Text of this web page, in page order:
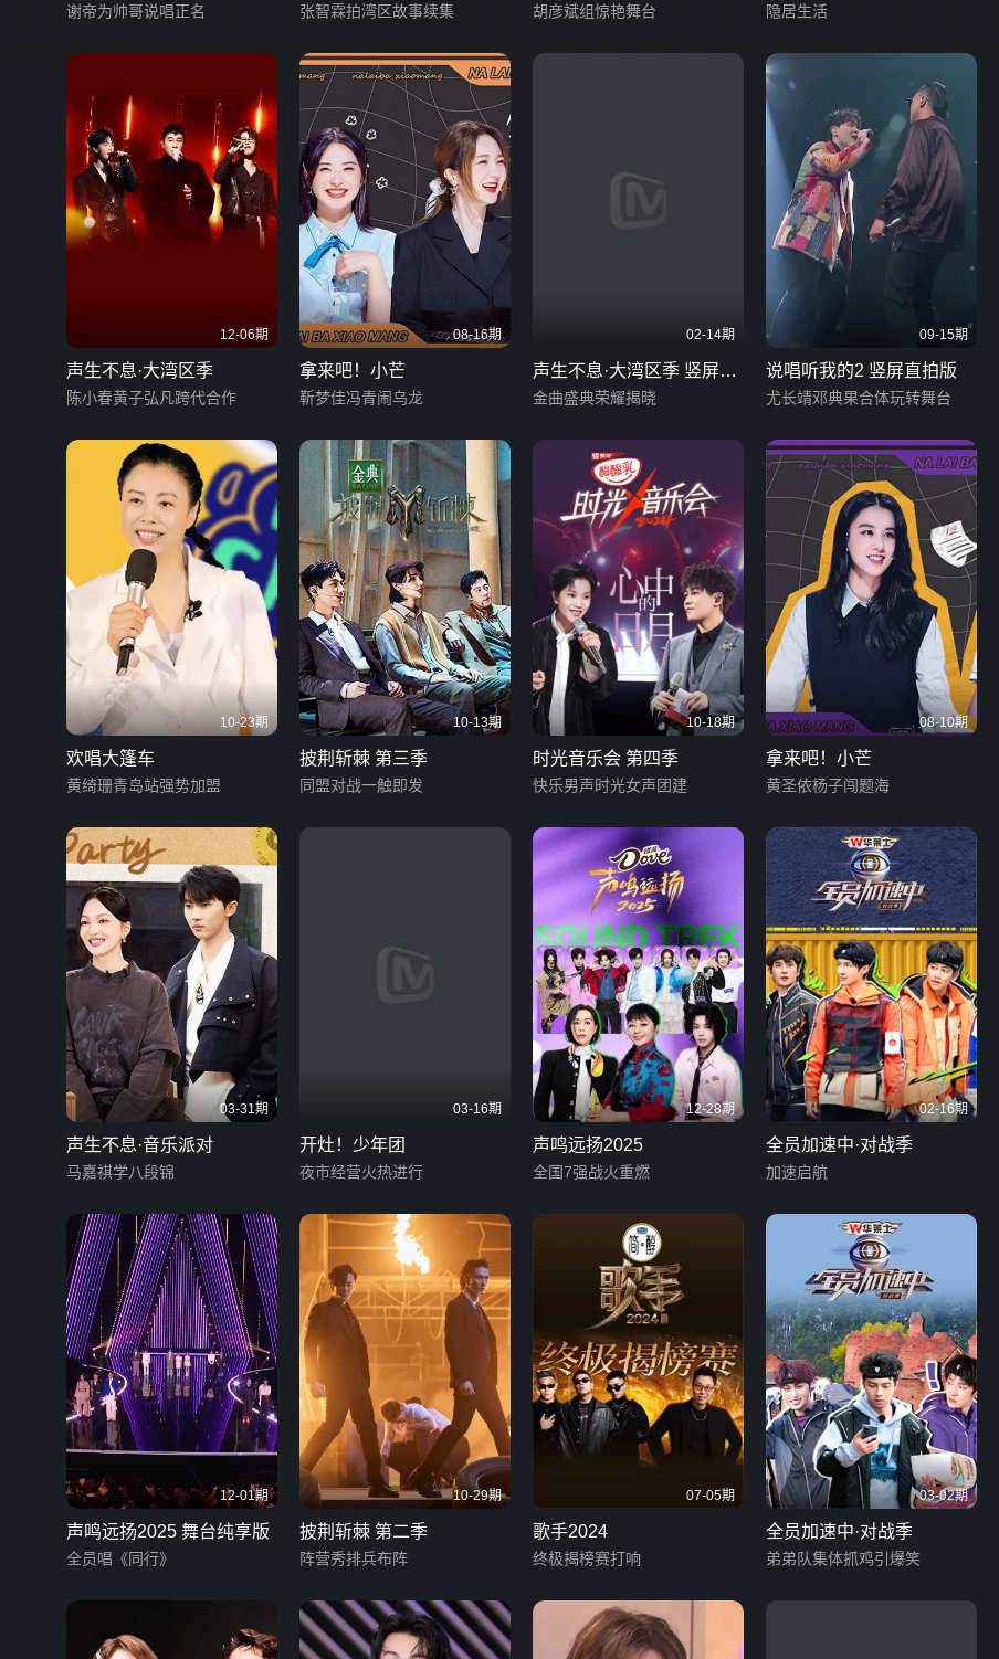
谢帝为帅哥说唱正名 张智霖拍湾区故事续集 胡彦斌组惊艳舞台 隐居生活
12-06期
声生不息·大湾区季
陈小春黄子弘凡跨代合作
08-16期
拿来吧！小芒
靳梦佳冯青闹乌龙
02-14期
声生不息·大湾区季 竖屏直
拍版
金曲盛典荣耀揭晓
09-15期
说唱听我的2 竖屏直拍版
尤长靖邓典果合体玩转舞台
10-23期
欢唱大篷车
黄绮珊青岛站强势加盟
10-13期
披荆斩棘 第三季
同盟对战一触即发
10-18期
时光音乐会 第四季
快乐男声时光女声团建
08-10期
拿来吧！小芒
黄圣依杨子闯题海
03-31期
声生不息·音乐派对
马嘉祺学八段锦
03-16期
开灶！少年团
夜市经营火热进行
12-28期
声鸣远扬2025
全国7强战火重燃
02-16期
全员加速中·对战季
加速启航
12-01期
声鸣远扬2025 舞台纯享版
全员唱《同行》
10-29期
披荆斩棘 第二季
阵营秀排兵布阵
07-05期
歌手2024
终极揭榜赛打响
03-02期
全员加速中·对战季
弟弟队集体抓鸡引爆笑